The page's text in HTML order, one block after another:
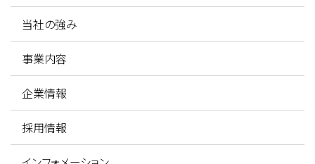
当社の強み
事業内容
企業情報
採用情報